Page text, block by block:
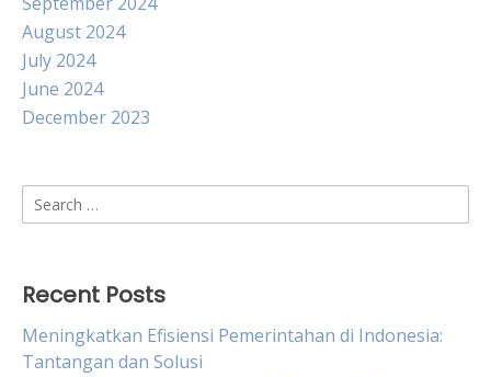
August 2024
July 2024
June 2024
December 2023
Search
for:
Recent Posts
Meningkatkan Efisiensi Pemerintahan di Indonesia:
Tantangan dan Solusi